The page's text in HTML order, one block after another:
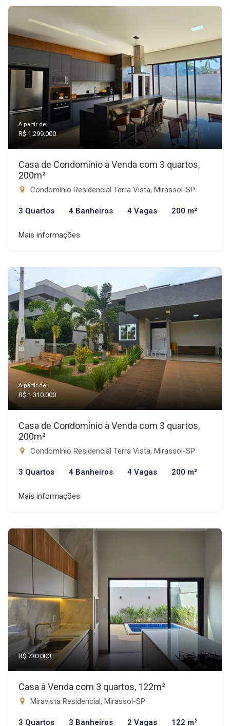
A partir de:
R$ 1.299.000
Casa de Condomínio à Venda com 3 quartos,
200m²
Condomínio Residencial Terra Vista, Mirassol-SP
3 Quartos 4 Banheiros 4 Vagas 200 m²
Mais informações
A partir de:
R$ 1.310.000
Casa de Condomínio à Venda com 3 quartos,
200m²
Condomínio Residencial Terra Vista, Mirassol-SP
3 Quartos 4 Banheiros 4 Vagas 200 m²
Mais informações
R$ 730.000
Casa à Venda com 3 quartos, 122m²
Miravista Residencial, Mirassol-SP
3 Quartos 3 Banheiros 2 Vagas 122 m²